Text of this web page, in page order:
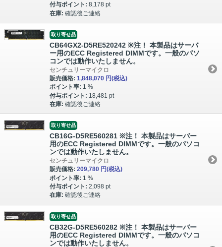
付与ポイント: 8,178 pt
在庫: 確認後ご連絡
取り寄せ品
CB64GX2-D5RE520242 ※注！ 本製品はサーバ
ー用のECC Registered DIMMです。一般のパソ
コンでは動作いたしません。
センチュリーマイクロ
販売価格: 1,848,070 円(税込)
ポイント率: 1 %
付与ポイント: 18,481 pt
在庫: 確認後ご連絡
取り寄せ品
CB16G-D5RE560281 ※注！ 本製品はサーバー
用のECC Registered DIMMです。一般のパソコ
ンでは動作いたしません。
センチュリーマイクロ
販売価格: 209,780 円(税込)
ポイント率: 1 %
付与ポイント: 2,098 pt
在庫: 確認後ご連絡
取り寄せ品
CB32G-D5RE560282 ※注！ 本製品はサーバー
用のECC Registered DIMMです。一般のパソコ
ンでは動作いたしません。